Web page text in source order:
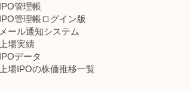
IPO管理帳
IPO管理帳ログイン版
メール通知システム
上場実績
IPOデータ
上場IPOの株価推移一覧